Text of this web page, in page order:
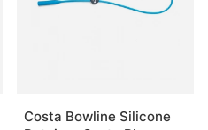
Costa Bowline Silicone